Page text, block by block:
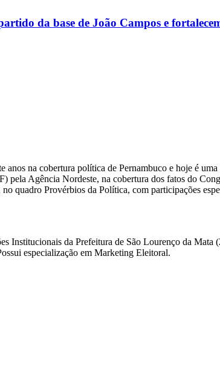
da base de João Campos e
na cobertura política de Pernambuco e hoje é
pela Agência Nordeste, na cobertura dos fatos do
quadro Provérbios da Política, com participações
Institucionais da Prefeitura de São Lourenço da
especialização em Marketing Eleitoral.